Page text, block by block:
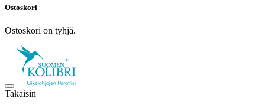
Ostoskori
Ostoskori on tyhjä.
Takaisin